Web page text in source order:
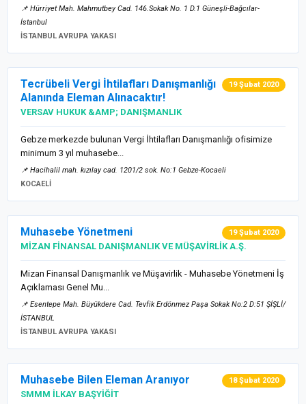
📌 Hürriyet Mah. Mahmutbey Cad. 146.Sokak No. 1 D.1 Güneşli-Bağcılar-
İstanbul
İSTANBUL AVRUPA YAKASI
Tecrübeli Vergi İhtilafları Danışmanlığı
Alanında Eleman Alınacaktır!
19 Şubat 2020
VERSAV HUKUK &AMP; DANIŞMANLIK
Gebze merkezde bulunan Vergi İhtilafları Danışmanlığı ofisimize
minimum 3 yıl muhasebe...
📌 Hacihalil mah. kızılay cad. 1201/2 sok. No:1 Gebze-Kocaeli
KOCAELİ
Muhasebe Yönetmeni 19 Şubat 2020
MİZAN FİNANSAL DANIŞMANLIK VE MÜŞAVİRLİK A.Ş.
Mizan Finansal Danışmanlık ve Müşavirlik - Muhasebe Yönetmeni İş
Açıklaması Genel Mu...
📌 Esentepe Mah. Büyükdere Cad. Tevfik Erdönmez Paşa Sokak No:2 D:51 ŞİŞLİ/
İSTANBUL
İSTANBUL AVRUPA YAKASI
Muhasebe Bilen Eleman Aranıyor 18 Şubat 2020
SMMM İLKAY BAŞYİĞİT